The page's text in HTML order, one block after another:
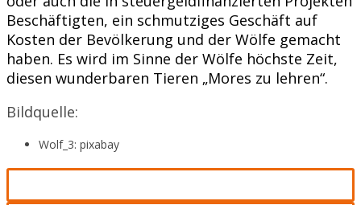
Beschäftigten, ein schmutziges Geschäft auf
Kosten der Bevölkerung und der Wölfe gemacht
haben. Es wird im Sinne der Wölfe höchste Zeit,
diesen wunderbaren Tieren „Mores zu lehren“.
Bildquelle:
Wolf_3: pixabay